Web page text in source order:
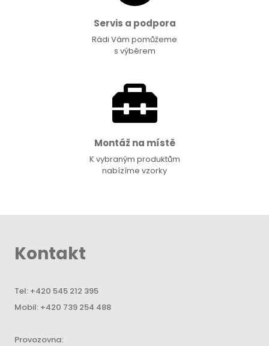
Servis a podpora
Rádi Vám pomůžeme
s výběrem
Montáž na místě
K vybraným produktům
nabízíme vzorky
Kontakt
Tel: +420 545 212 395
Mobil: +420 739 254 488
Provozovna: